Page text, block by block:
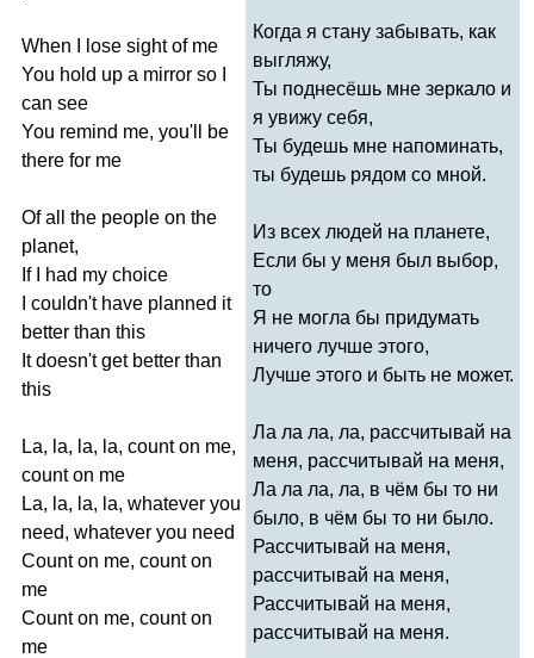
When lose sight of me
You hold up a mirror so
can see
You remind me, you'll
be
there for me
Of all the people on the
planet,
If
had my choice
couldn't have planned it
better than this
It doesn't get better than
this
La, la, la, la, count on me,
count on me
La, la, la, la, whatever you
need, whatever you need
Count on me, count on
me
Count on me, count on
me
Когда я стану забывать, как
выгляжу,
Ты поднесёшь мне зеркало и
я увижу себя,
Ты будешь мне напоминать,
ты будешь рядом со мной.
Из всех людей на планете,
Если бы у меня был выбор,
то
Я не могла бы придумать
ничего лучше этого,
Лучше этого и быть не может.
Ла ла ла, ла, рассчитывай на
меня, рассчитывай на меня,
Ла ла ла, ла, в чём бы то ни
было, в чём бы то ни было.
Рассчитывай на меня,
рассчитывай на меня,
Рассчитывай на меня,
рассчитывай на меня.